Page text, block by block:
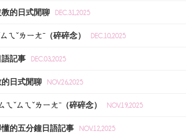
的日式閒聊 DEC.31,2025
ㄟˇㄌㄧㄤˉ（碎碎念） DEC.10,2025
記事 DEC.03,2025
日式閒聊 NOV.26,2025
ˇㄙㄟˇㄌㄧㄤˉ（碎碎念） NOV.19,2025
的五分鐘日語記事 NOV.12,2025